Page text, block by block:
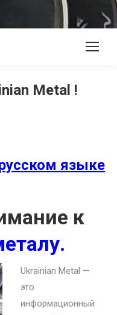
Metal !
языке
к
Ukrainian Metal —
это
информационный